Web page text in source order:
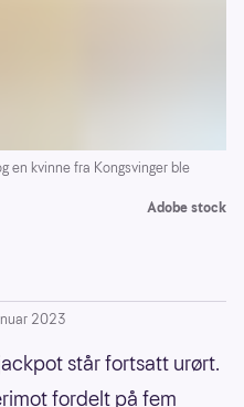
en kvinne fra Kongsvinger ble
Adobe stock
2023
står fortsatt urørt.
fordelt på fem